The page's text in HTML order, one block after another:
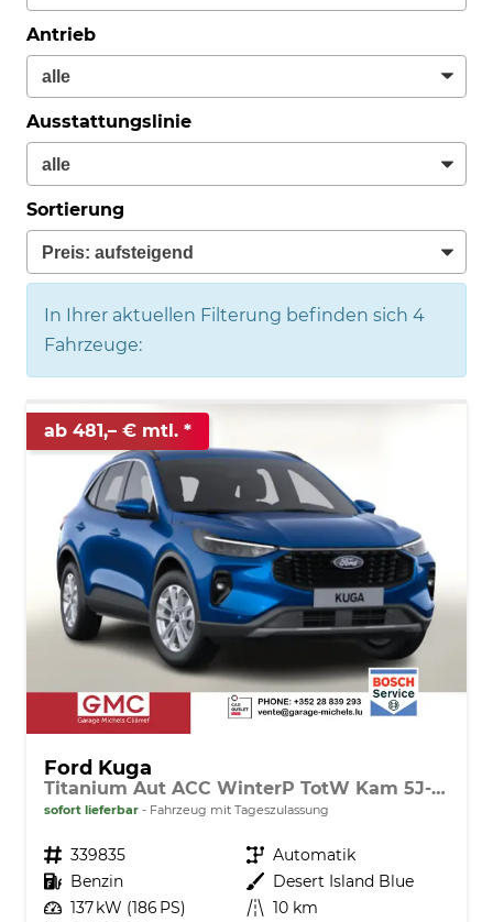
Antrieb
Ausstattungslinie
Sortierung
In Ihrer aktuellen Filterung befinden sich 4
Fahrzeuge:
ab 481,– € mtl.
Ford Kuga
Titanium Aut ACC WinterP TotW Kam 5J-Gar
sofort lieferbar Fahrzeug mit Tageszulassung
Fahrzeugnr. 339835 Getriebe Automatik
Kraftstoff Benzin Außenfarbe Desert Island Blue
Leistung 137 kW (186 PS) Kilometerstand 10 km